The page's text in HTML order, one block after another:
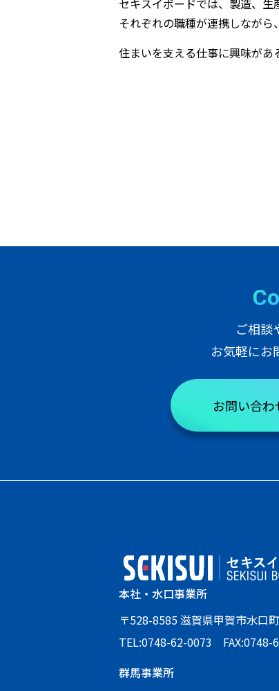
セキスイボードでは、製造、生
それぞれの職種が連携しながら
住まいを支える仕事に興味があ
Co
ご相談
お気軽にお
お問い合
本社・水口事業所
〒528-8585 滋賀県甲賀市水口
TEL:0748-62-0073 FAX:0748-
群馬事業所